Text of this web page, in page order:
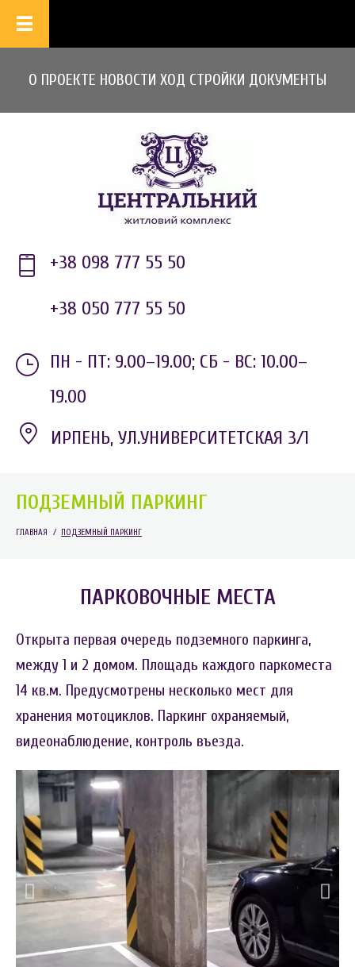
О ПРОЕКТЕ НОВОСТИ ХОД СТРОЙКИ ДОКУМЕНТЫ
+38 098 777 55 50
+38 050 777 55 50
ПН - ПТ: 9.00–19.00; СБ - ВС: 10.00–
19.00
ИРПЕНЬ, УЛ.УНИВЕРСИТЕТСКАЯ 3/1
ПОДЗЕМНЫЙ ПАРКИНГ
ГЛАВНАЯ / ПОДЗЕМНЫЙ ПАРКИНГ
ПАРКОВОЧНЫЕ МЕСТА
Открыта первая очередь подземного паркинга,
между 1 и 2 домом. Площадь каждого паркоместа
14 кв.м. Предусмотрены несколько мест для
хранения мотоциклов. Паркинг охраняемый,
видеонаблюдение, контроль въезда.